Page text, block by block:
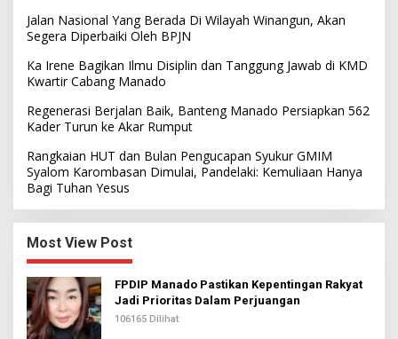
Jalan Nasional Yang Berada Di Wilayah Winangun, Akan
Segera Diperbaiki Oleh BPJN
Ka Irene Bagikan Ilmu Disiplin dan Tanggung Jawab di KMD
Kwartir Cabang Manado
Regenerasi Berjalan Baik, Banteng Manado Persiapkan 562
Kader Turun ke Akar Rumput
Rangkaian HUT dan Bulan Pengucapan Syukur GMIM
Syalom Karombasan Dimulai, Pandelaki: Kemuliaan Hanya
Bagi Tuhan Yesus
Most View Post
FPDIP Manado Pastikan Kepentingan Rakyat
Jadi Prioritas Dalam Perjuangan
106165 Dilihat